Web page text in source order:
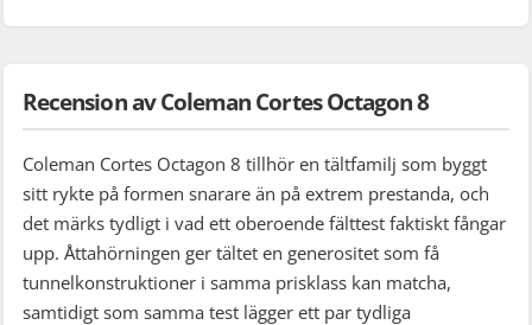
Recension av Coleman Cortes Octagon 8
Coleman Cortes Octagon 8 tillhör en tältfamilj som byggt
sitt rykte på formen snarare än på extrem prestanda, och
det märks tydligt i vad ett oberoende fälttest faktiskt fångar
upp. Åttahörningen ger tältet en generositet som få
tunnelkonstruktioner i samma prisklass kan matcha,
samtidigt som samma test lägger ett par tydliga